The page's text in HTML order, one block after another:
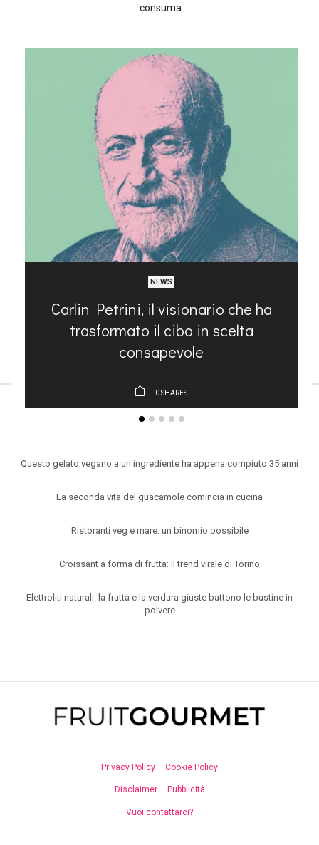
consuma.
NEWS
Carlin Petrini, il visionario che ha
trasformato il cibo in scelta
consapevole
0SHARES
Questo gelato vegano a un ingrediente ha appena compiuto 35 anni
La seconda vita del guacamole comincia in cucina
Ristoranti veg e mare: un binomio possibile
Croissant a forma di frutta: il trend virale di Torino
Elettroliti naturali: la frutta e la verdura giuste battono le bustine in
polvere
Privacy Policy – Cookie Policy
Disclaimer– Pubblicità
Vuoi contattarci?